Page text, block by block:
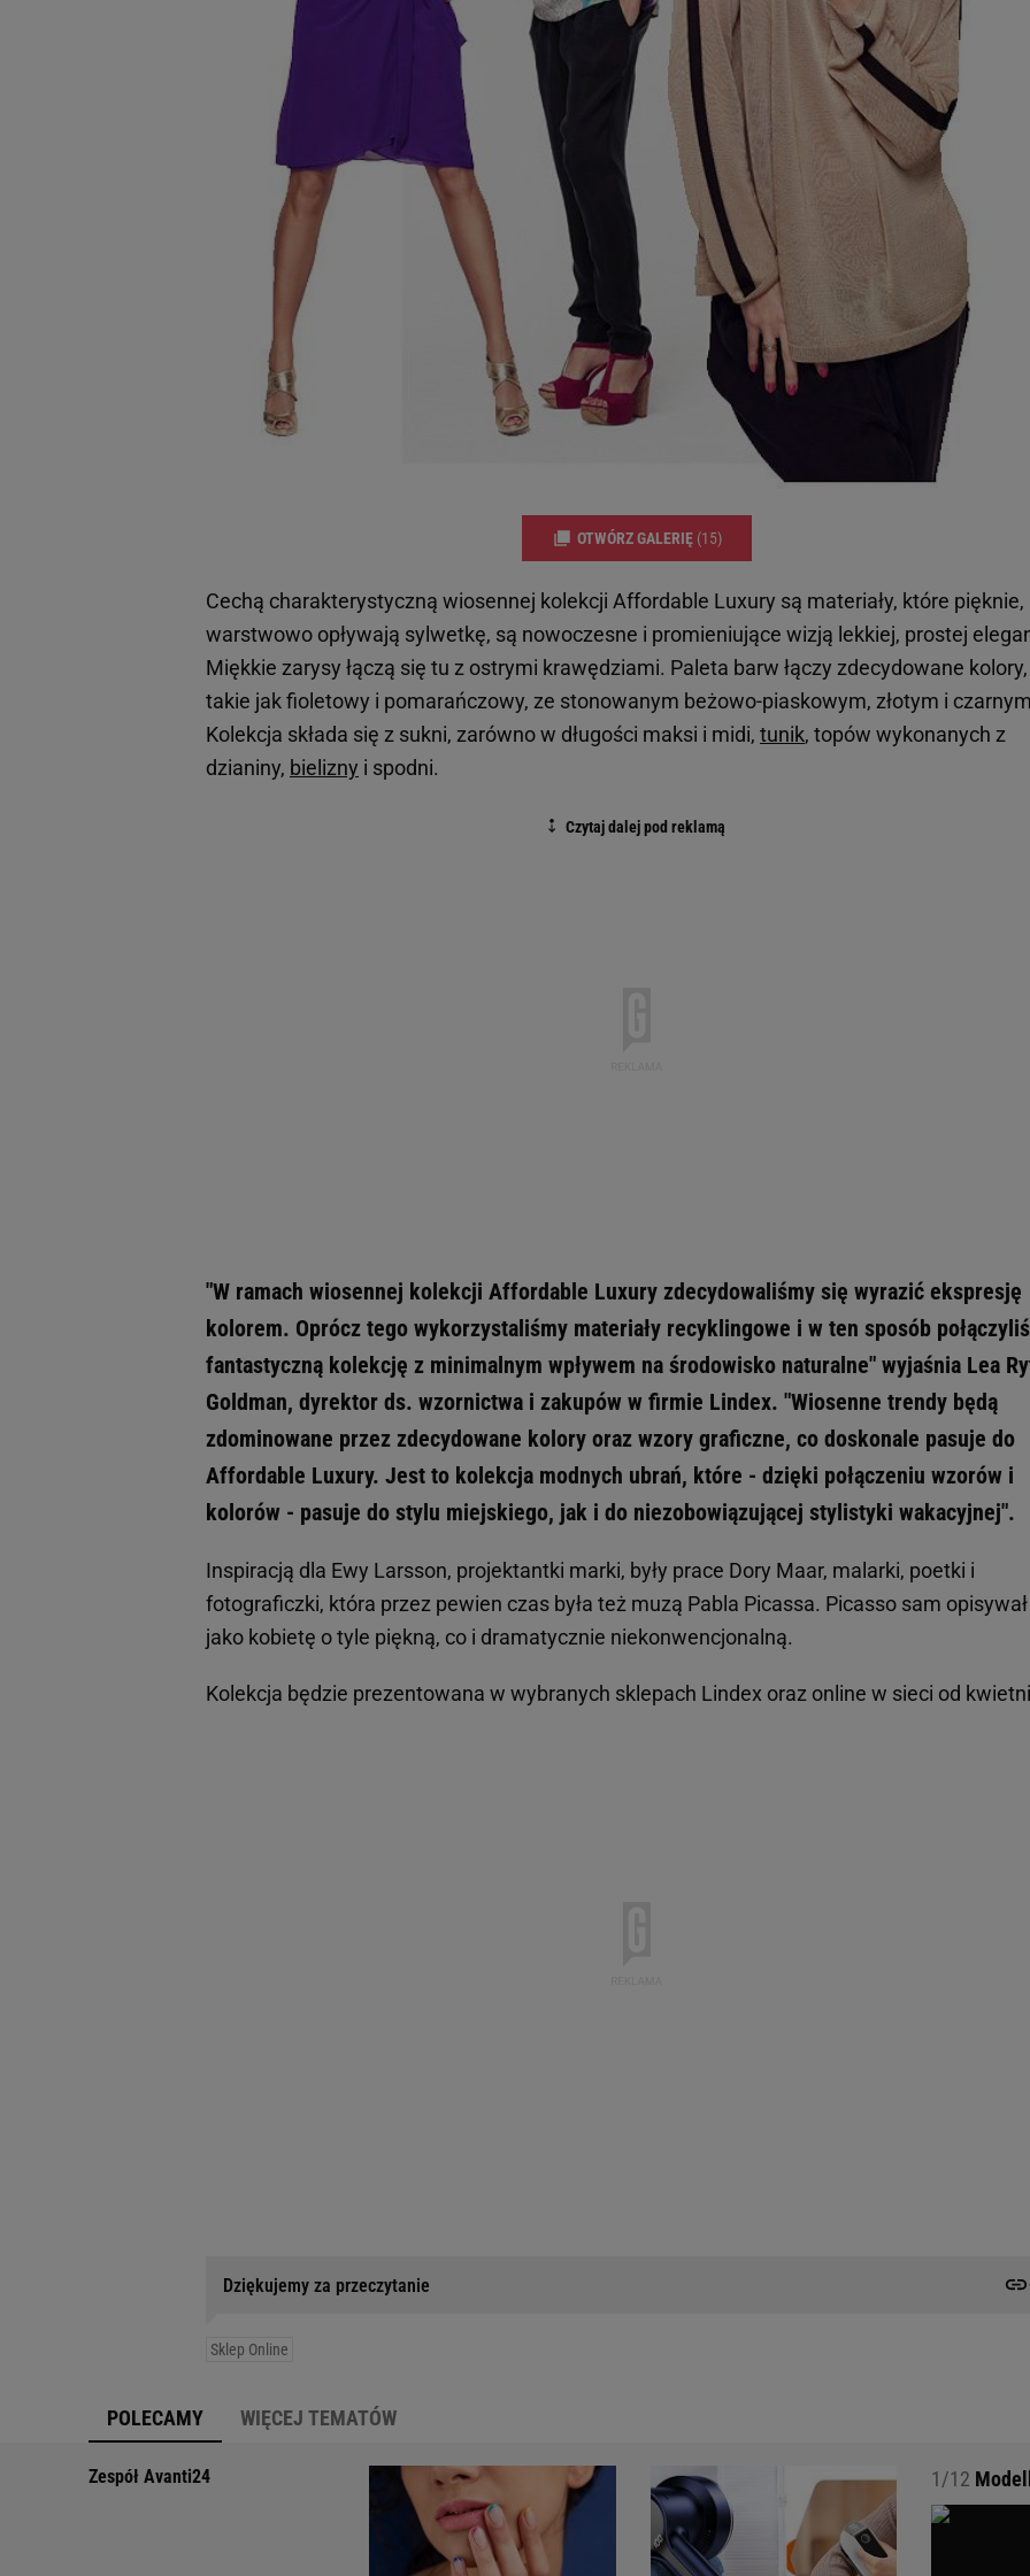
OTWÓRZ GALERIĘ (15)
Cechą charakterystyczną wiosennej kolekcji Affordable Luxury są materiały, które pięknie,
warstwowo opływają sylwetkę, są nowoczesne i promieniujące wizją lekkiej, prostej
Miękkie zarysy łączą się tu z ostrymi krawędziami. Paleta barw łączy zdecydowane kolory,
takie jak fioletowy i pomarańczowy, ze stonowanym beżowo-piaskowym, złotym i
Kolekcja składa się z sukni, zarówno w długości maksi i midi, tunik, topów wykonanych z
dzianiny, bielizny i spodni.
"W ramach wiosennej kolekcji Affordable Luxury zdecydowaliśmy się wyrazić ekspresję
kolorem. Oprócz tego wykorzystaliśmy materiały recyklingowe i w ten sposób
fantastyczną kolekcję z minimalnym wpływem na środowisko naturalne" wyjaśnia Lea
Goldman, dyrektor ds. wzornictwa i zakupów w firmie Lindex. "Wiosenne trendy będą
zdominowane przez zdecydowane kolory oraz wzory graficzne, co doskonale pasuje do
Affordable Luxury. Jest to kolekcja modnych ubrań, które - dzięki połączeniu wzorów i
kolorów - pasuje do stylu miejskiego, jak i do niezobowiązującej stylistyki wakacyjnej".
Inspiracją dla Ewy Larsson, projektantki marki, były prace Dory Maar, malarki, poetki i
fotograficzki, która przez pewien czas była też muzą Pabla Picassa. Picasso sam
jako kobietę o tyle piękną, co i dramatycznie niekonwencjonalną.
Kolekcja będzie prezentowana w wybranych sklepach Lindex oraz online w sieci od
Dziękujemy za przeczytanie
Sklep Online
POLECAMY WIĘCEJ TEMATÓW
Zespół Avanti24 1/12